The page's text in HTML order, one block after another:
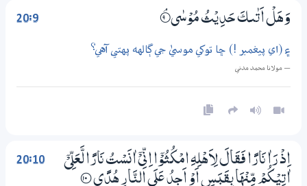
20:9 وَهَلْ اَتٰىكَ حَدِيْثُ مُوْسٰى 9‏۝ۘ
۽ (اي پيغمبر !) ڇا توکي موسيٰ جي ڳالهه پهتي آهي؟
— مولانا محمد مدني
20:10
اِذْ رَاٰ نَارًا فَقَالَ لِاَهْلِهِ امْكُـثُوْٓا اِنِّىْٓ اٰنَسْتُ نَارًا لَّعَلِّيْٓ
اٰتِيْكُمْ مِّنْهَا بِقَبَسٍ اَوْ اَجِدُ عَلَي النَّارِ هُدًى ؀10